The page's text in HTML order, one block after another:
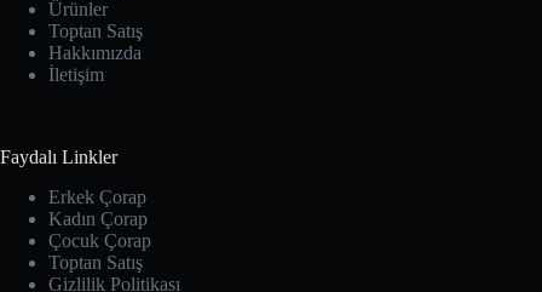
Ürünler
Toptan Satış
Hakkımızda
İletişim
Faydalı Linkler
Erkek Çorap
Kadın Çorap
Çocuk Çorap
Toptan Satış
Gizlilik Politikası